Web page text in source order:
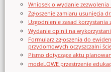
Wniosek o wydanie
Zgłoszenie zamiaru usunięcia
Uzgodnienie zasad korzystania
Wydanie opinii na
Formularz zgłoszenia do
przydomowych oczyszczalni
Pismo dotyczące aktu
modeLOWE przestrzenie